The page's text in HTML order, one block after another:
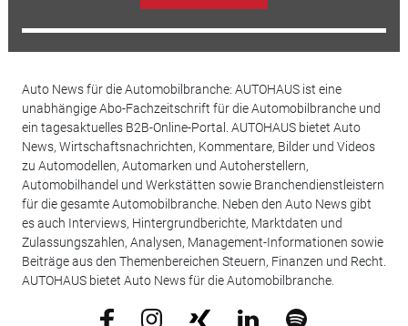
Auto News für die Automobilbranche: AUTOHAUS ist eine
unabhängige Abo-Fachzeitschrift für die Automobilbranche und
ein tagesaktuelles B2B-Online-Portal. AUTOHAUS bietet Auto
News, Wirtschaftsnachrichten, Kommentare, Bilder und Videos
zu Automodellen, Automarken und Autoherstellern,
Automobilhandel und Werkstätten sowie Branchendienstleistern
für die gesamte Automobilbranche. Neben den Auto News gibt
es auch Interviews, Hintergrundberichte, Marktdaten und
Zulassungszahlen, Analysen, Management-Informationen sowie
Beiträge aus den Themenbereichen Steuern, Finanzen und Recht.
AUTOHAUS bietet Auto News für die Automobilbranche.